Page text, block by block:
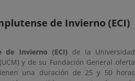
de Invierno (ECI)
de Invierno (ECI) de la Universidad
y de su Fundación General oferta
una duración de 25 y 50 horas